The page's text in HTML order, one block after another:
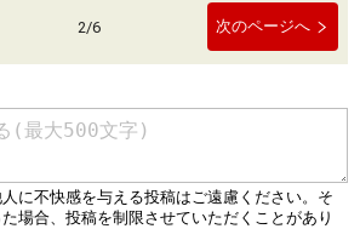
2/6 次のページへ